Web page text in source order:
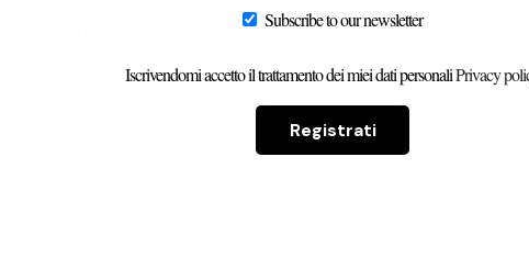
Subscribe to our newsletter
Iscrivendomi accetto il trattamento dei miei dati personaliPrivacy
Registrati